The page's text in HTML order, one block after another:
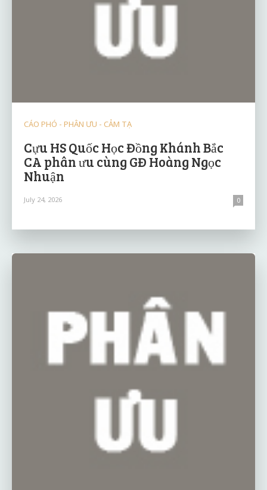
CÁO PHÓ - PHÂN ƯU - CẢM TẠ
Cựu HS Quốc Học Đồng Khánh Bắc
CA phân ưu cùng GĐ Hoàng Ngọc
Nhuận
July 24, 2026 0